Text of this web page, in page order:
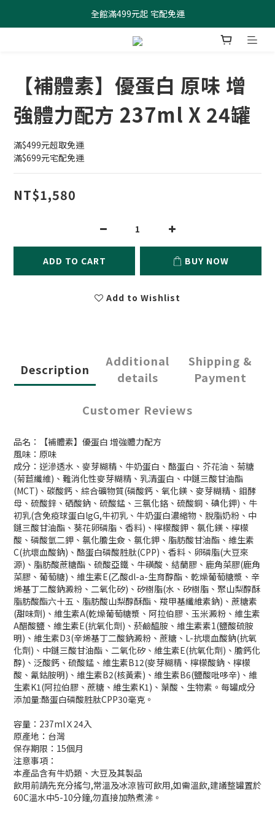
全館滿499元起 宅配免運
全館滿499元起 宅配免運
加入會員 $100元購物金現領現折
【補體素】優蛋白 原味 增
強體力配方 237ml X 24罐
滿$499元超取免運
滿$699元宅配免運
NT$1,580
ADD TO CART BUY NOW
Add to Wishlist
Description
Additional
details
Shipping &
Payment
Customer Reviews
品名：【補體素】優蛋白 增強體力配方
風味：原味
成分：逆滲透水、麥芽糊精、牛奶蛋白、酪蛋白、芥花油、菊糖
(菊苣纖維)、難消化性麥芽糊精、乳清蛋白、中鏈三酸甘油酯
(MCT)、碳酸鈣、綜合礦物質(磷酸鈣、氧化鎂、麥芽糊精、鉬酵
母、硫酸鋅、硒酸鈉、硫酸錳、三氯化鉻、硫酸銅、碘化鉀)、牛
初乳(含免疫球蛋白lgG,牛初乳、牛奶蛋白濃縮物、脫脂奶粉、中
鏈三酸甘油酯、葵花卵磷脂、香料)、檸檬酸鉀、氯化鎂、檸檬
酸、磷酸氫二鉀、氯化膽生僉、氯化鉀、脂肪酸甘油酯、維生素
C(抗壞血酸鈉)、酪蛋白磷酸胜肽(CPP)、香料、卵磷脂(大豆來
源)、脂肪酸蔗糖酯、硫酸亞鐵、牛磺酸、結蘭膠、鹿角菜膠(鹿角
菜膠、葡萄糖)、維生素E(乙酸dl-a-生育醇酯、乾燥葡萄糖漿、辛
烯基丁二酸鈉澱粉、二氧化矽)、矽樹脂(水、矽樹脂、聚山梨醇酥
脂肪酸酯六十五、脂肪酸山梨醇酥酯、羧甲基纖維素鈉)、蔗糖素
(甜味劑)、維生素A(乾燥葡萄糖漿、阿拉伯膠、玉米澱粉、維生素
A醋酸鹽、維生素E(抗氧化劑)、菸鹼醯胺、維生素素1(鹽酸硫胺
明)、維生素D3(辛烯基丁二酸鈉澱粉、蔗糖、L-抗壞血酸鈉(抗氧
化劑)、中鏈三酸甘油酯、二氧化矽、維生素E(抗氧化劑)、膽鈣化
醇)、泛酸鈣、硫酸錳、維生素B12(麥芽糊精、檸檬酸鈉、檸檬
酸、氰鈷胺明)、維生素B2(核黃素)、維生素B6(鹽酸吡哆辛)、維
生素K1(阿拉伯膠、蔗糖、維生素K1)、葉酸、生物素。每罐成分
添加量:酪蛋白磷酸胜肽CPP30毫克。
容量：237mlＸ24入
原產地：台灣
保存期限：15個月
注意事項：
本產品含有牛奶類、大豆及其製品
飲用前請先充分搖勻,常溫及冰涼皆可飲用,如需溫飲,建議整罐置於
60C溫水中5-10分鐘,勿直接加熱煮沸。